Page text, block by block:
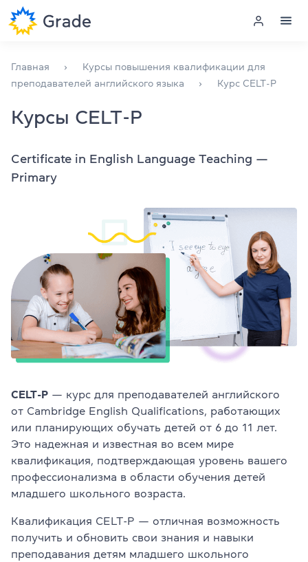
Английский для компаний
Экзаменационный центр
Больше о нас
Проверитьсвойуровень
Оставить заявку
Язык сайта RU UK EN
(044) 580 11 00
(050) 580 11 00
(063) 580 11 00
г. Киев, метро Золотые Ворота, ул. Ярославов Вал, 13/2-б,
Посмотреть на Google Maps
Training
Тренинги на заказ
Галерея
Отзывы
CELTA/DELTA Terms & Conditions
Главная
Курсы повышения квалификации для
преподавателей английского языка
Курс CELT-P
Курсы CELT-P
Certificate in English Language Teaching —
Primary
CELT-P — курс для преподавателей английского
от Cambridge English Qualifications, работающих
или планирующих обучать детей от 6 до 11 лет.
Это надежная и известная во всем мире
квалификация, подтверждающая уровень вашего
профессионализма в области обучения детей
младшего школьного возраста.
Квалификация CELT-P — отличная возможность
получить и обновить свои знания и навыки
преподавания детям младшего школьного